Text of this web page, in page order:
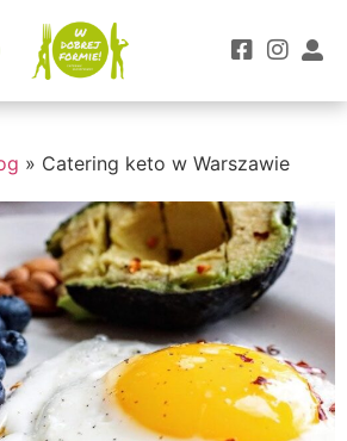
» Catering keto w Warszawie
rabatu wszystkie
ZAMAWIAM